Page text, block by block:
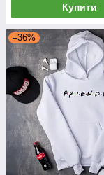
Купити
–36%